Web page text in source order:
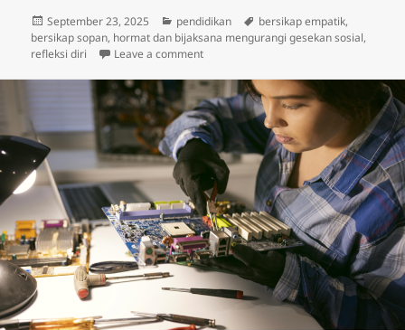
Posted
on
September 23, 2025 Categories
pendidikan Tags
bersikap empatik,
bersikap sopan, hormat dan bijaksana mengurangi gesekan sosial,
refleksi diri
Leave a commenton Simpat dan Adab: Skill Penting Buat